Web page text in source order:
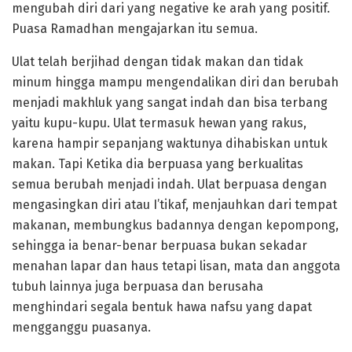
mengubah diri dari yang negative ke arah yang positif.
Puasa Ramadhan mengajarkan itu semua.
Ulat telah berjihad dengan tidak makan dan tidak
minum hingga mampu mengendalikan diri dan berubah
menjadi makhluk yang sangat indah dan bisa terbang
yaitu kupu-kupu. Ulat termasuk hewan yang rakus,
karena hampir sepanjang waktunya dihabiskan untuk
makan. Tapi Ketika dia berpuasa yang berkualitas
semua berubah menjadi indah. Ulat berpuasa dengan
mengasingkan diri atau I’tikaf, menjauhkan dari tempat
makanan, membungkus badannya dengan kepompong,
sehingga ia benar-benar berpuasa bukan sekadar
menahan lapar dan haus tetapi lisan, mata dan anggota
tubuh lainnya juga berpuasa dan berusaha
menghindari segala bentuk hawa nafsu yang dapat
mengganggu puasanya.